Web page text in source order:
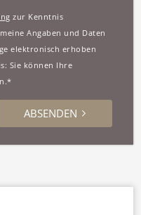
zur Kenntnis
Angaben und Daten
elektronisch erhoben
Sie können Ihre
ABSENDEN